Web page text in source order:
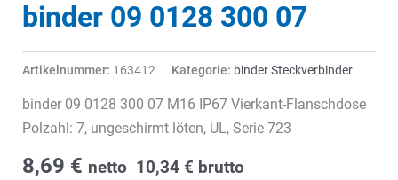
binder 09 0128 300 07
Artikelnummer: 163412 Kategorie: binder Steckverbinder
binder 09 0128 300 07 M16 IP67 Vierkant-Flanschdose
Polzahl: 7, ungeschirmt löten, UL, Serie 723
8,69 € netto 10,34 € brutto